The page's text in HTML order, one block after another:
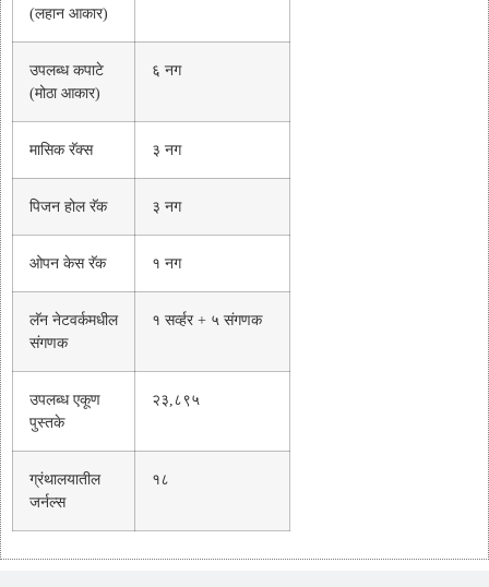
(लहान आकार)
उपलब्ध कपाटे
(मोठा आकार)
६ नग
मासिक रॅक्स ३ नग
पिजन होल रॅक ३ नग
ओपन केस रॅक १ नग
लॅन नेटवर्कमधील
संगणक
१ सर्व्हर + ५ संगणक
उपलब्ध एकूण
पुस्तके
२३,८९५
ग्रंथालयातील
जर्नल्स
१८